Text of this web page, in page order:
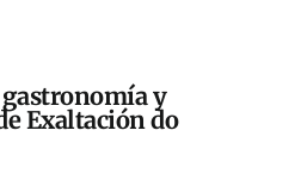
y
Exaltación do